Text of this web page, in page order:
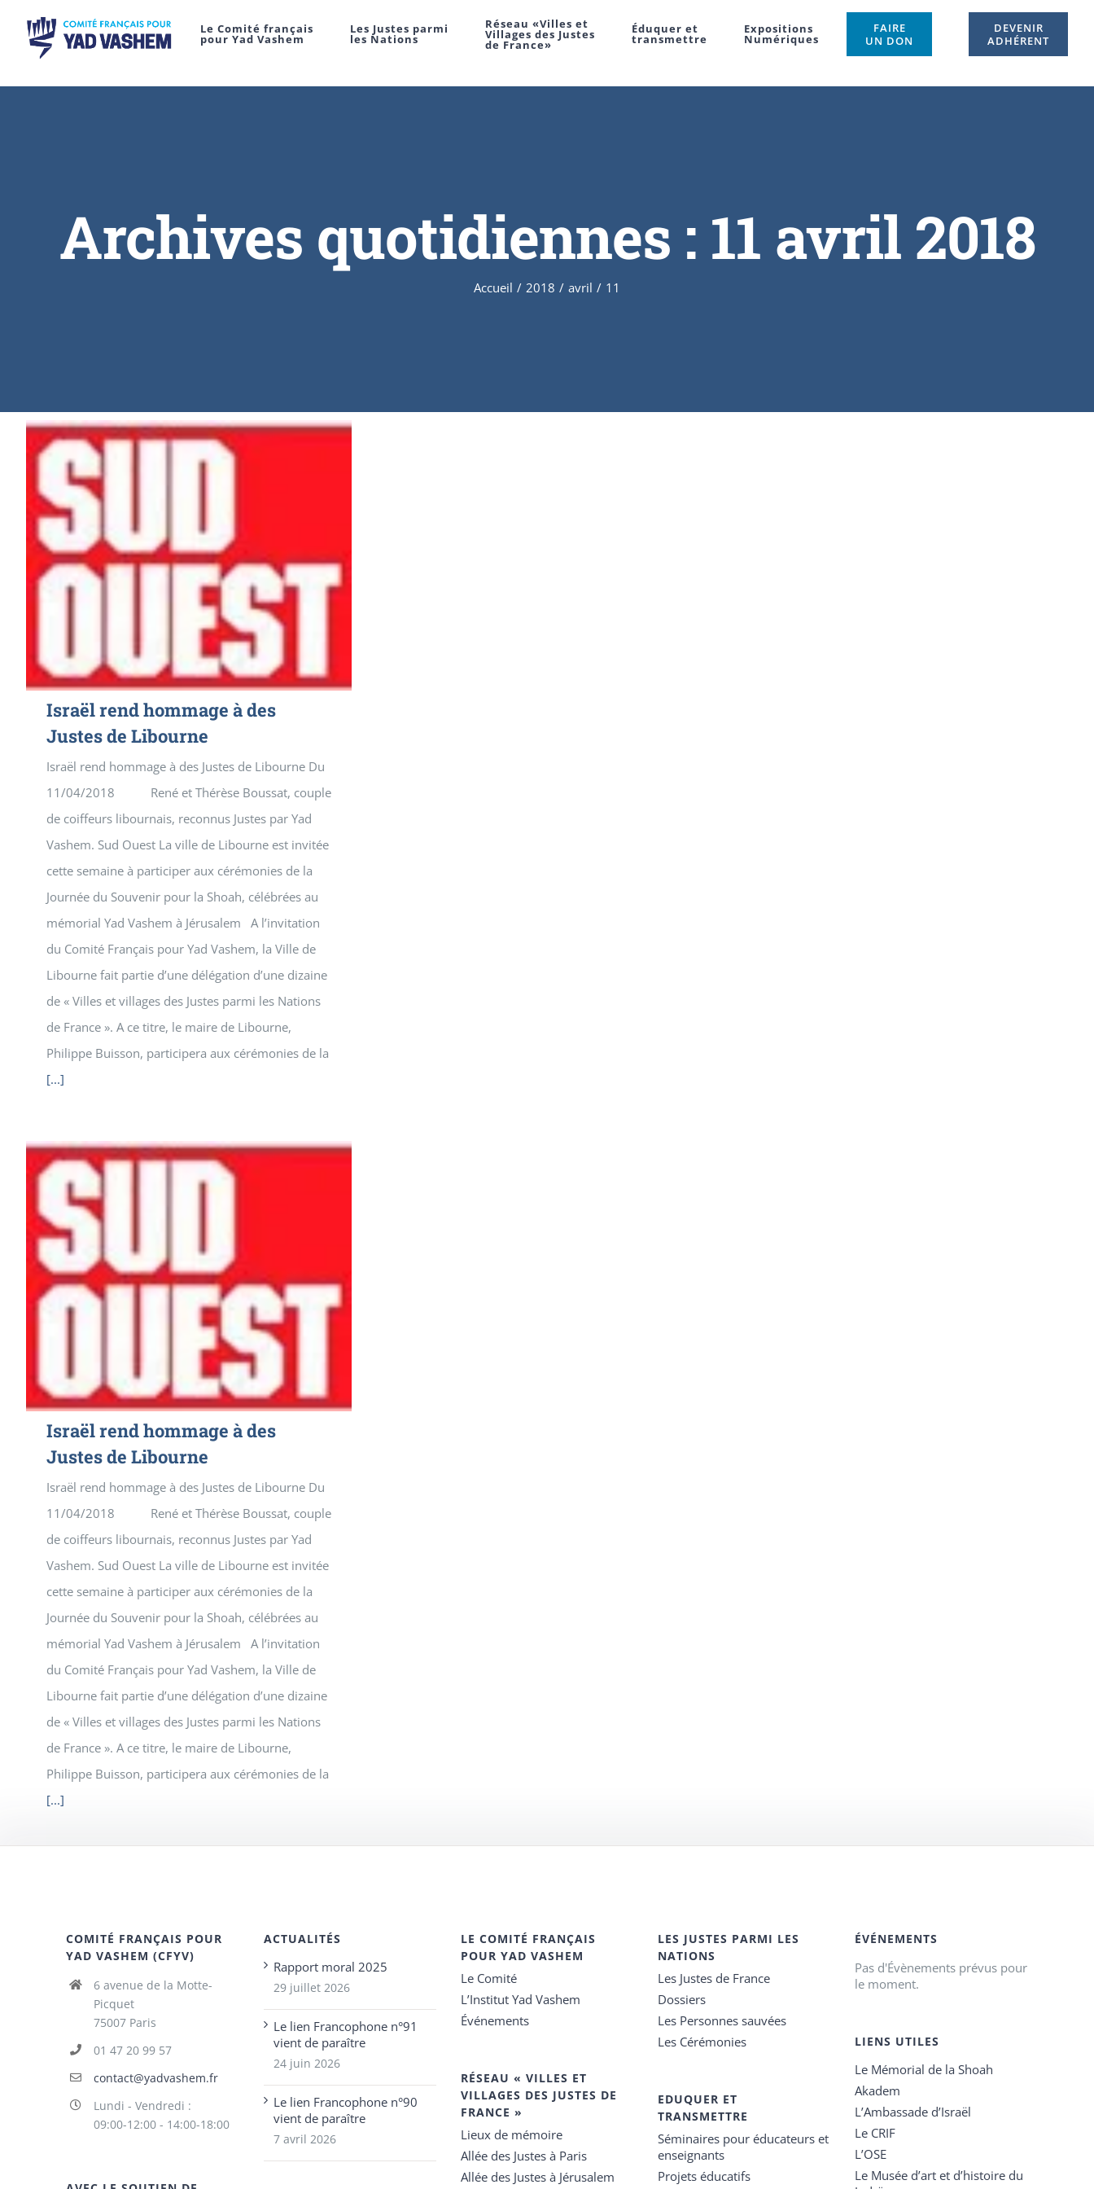
Le Comité français
pour Yad Vashem
Les Justes parmi
les Nations
Réseau «Villes et
Villages des Justes
de France»
Éduquer et
transmettre
Expositions
Numériques
FAIRE
UN DON
DEVENIR
ADHÉRENT
Archives quotidiennes : 11 avril 2018
Accueil / 2018 / avril / 11
Israël rend hommage à des
Justes de Libourne
Israël rend hommage à des Justes de Libourne Du
11/04/2018 René et Thérèse Boussat, couple
de coiffeurs libournais, reconnus Justes par Yad
Vashem. Sud Ouest La ville de Libourne est invitée
cette semaine à participer aux cérémonies de la
Journée du Souvenir pour la Shoah, célébrées au
mémorial Yad Vashem à Jérusalem A l’invitation
du Comité Français pour Yad Vashem, la Ville de
Libourne fait partie d’une délégation d’une dizaine
de « Villes et villages des Justes parmi les Nations
de France ». A ce titre, le maire de Libourne,
Philippe Buisson, participera aux cérémonies de la
[...]
Israël rend hommage à des
Justes de Libourne
Israël rend hommage à des Justes de Libourne Du
11/04/2018 René et Thérèse Boussat, couple
de coiffeurs libournais, reconnus Justes par Yad
Vashem. Sud Ouest La ville de Libourne est invitée
cette semaine à participer aux cérémonies de la
Journée du Souvenir pour la Shoah, célébrées au
mémorial Yad Vashem à Jérusalem A l’invitation
du Comité Français pour Yad Vashem, la Ville de
Libourne fait partie d’une délégation d’une dizaine
de « Villes et villages des Justes parmi les Nations
de France ». A ce titre, le maire de Libourne,
Philippe Buisson, participera aux cérémonies de la
[...]
COMITÉ FRANÇAIS POUR
YAD VASHEM (CFYV)
6 avenue de la Motte-
Picquet
75007 Paris
01 47 20 99 57
contact@yadvashem.fr
Lundi - Vendredi :
09:00-12:00 - 14:00-18:00
ACTUALITÉS
Rapport moral 2025
29 juillet 2026
Le lien Francophone n°91
vient de paraître
24 juin 2026
Le lien Francophone n°90
vient de paraître
7 avril 2026
LE COMITÉ FRANÇAIS
POUR YAD VASHEM
Le Comité
L’Institut Yad Vashem
Événements
RÉSEAU « VILLES ET
VILLAGES DES JUSTES DE
FRANCE »
Lieux de mémoire
Allée des Justes à Paris
Allée des Justes à Jérusalem
LES JUSTES PARMI LES
NATIONS
Les Justes de France
Dossiers
Les Personnes sauvées
Les Cérémonies
EDUQUER ET
TRANSMETTRE
Séminaires pour éducateurs et
enseignants
Projets éducatifs
ÉVÉNEMENTS
Pas d'Évènements prévus pour
le moment.
LIENS UTILES
Le Mémorial de la Shoah
Akadem
L’Ambassade d’Israël
Le CRIF
L’OSE
Le Musée d’art et d’histoire du